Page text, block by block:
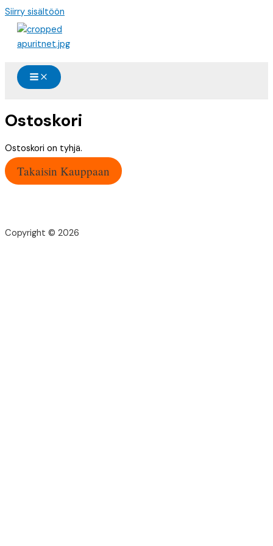
Siirry sisältöön
Ostoskori
Ostoskori on tyhjä.
Takaisin Kauppaan
Copyright © 2026